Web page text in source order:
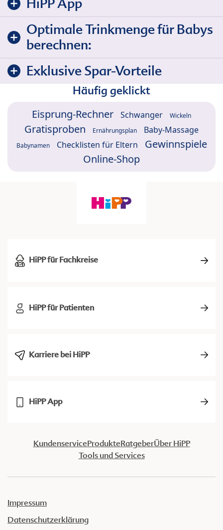
HiPP App
Optimale Trinkmenge für Babys
berechnen:
Exklusive Spar-Vorteile
Häufig geklickt
Eisprung-Rechner Schwanger Wickeln
Gratisproben Ernährungsplan Baby-Massage
Babynamen Checklisten für Eltern
Gewinnspiele
Online-Shop
HiPP für Fachkreise
HiPP für Patienten
Karriere bei HiPP
HiPP App
KundenserviceProdukteRatgeberÜber HiPP
Tools und Services
Impressum
Datenschutzerklärung